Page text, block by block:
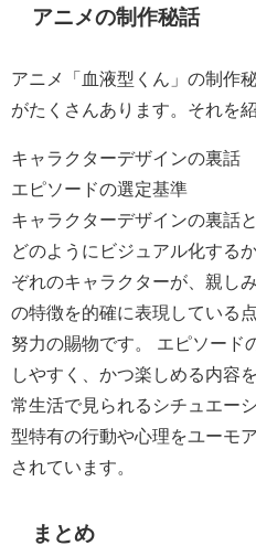
アニメの制作秘話
アニメ「血液型くん」の制作
がたくさんあります。それを
キャラクターデザインの裏話
エピソードの選定基準
キャラクターデザインの裏話
どのようにビジュアル化する
ぞれのキャラクターが、親し
の特徴を的確に表現している
努力の賜物です。 エピソード
しやすく、かつ楽しめる内容
常生活で見られるシチュエー
型特有の行動や心理をユーモ
されています。
まとめ